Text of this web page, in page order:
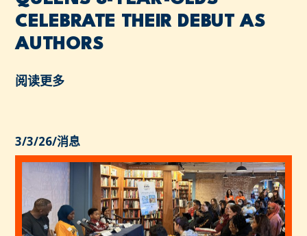
CELEBRATE THEIR DEBUT AS
AUTHORS
阅读更多
3/3/26/消息